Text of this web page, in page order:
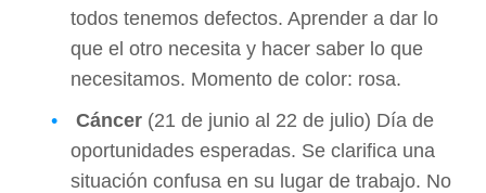
todos tenemos defectos. Aprender a dar lo
que el otro necesita y hacer saber lo que
necesitamos. Momento de color: rosa.
Cáncer (21 de junio al 22 de julio) Día de
oportunidades esperadas. Se clarifica una
situación confusa en su lugar de trabajo. No